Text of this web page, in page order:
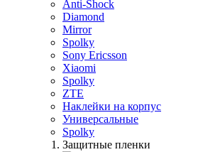
Anti-Shock
Diamond
Mirror
Spolky
Sony Ericsson
Xiaomi
Spolky
ZTE
Наклейки на корпус
Универсальные
Spolky
Защитные пленки